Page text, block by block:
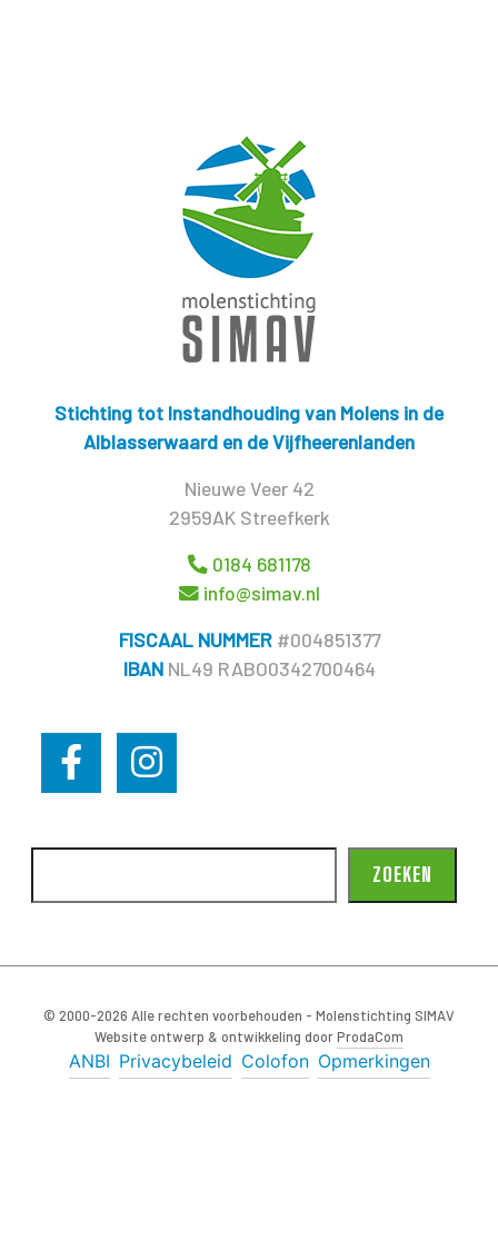
Stichting tot Instandhouding van Molens in de
Alblasserwaard en de Vijfheerenlanden
Nieuwe Veer 42
2959AK Streefkerk
0184 681178
info@simav.nl
FISCAAL NUMMER#004851377
IBAN NL49 RABO0342700464
ZOEKEN
© 2000-2026 Alle rechten voorbehouden - Molenstichting SIMAV
Website ontwerp & ontwikkeling doorProdaCom
ANBI Privacybeleid Colofon Opmerkingen